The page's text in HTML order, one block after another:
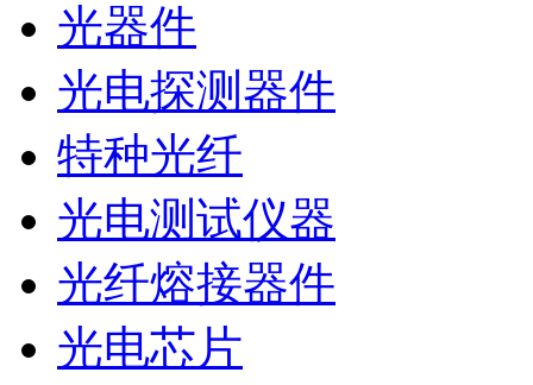
光器件
光电探测器件
特种光纤
光电测试仪器
光纤熔接器件
光电芯片